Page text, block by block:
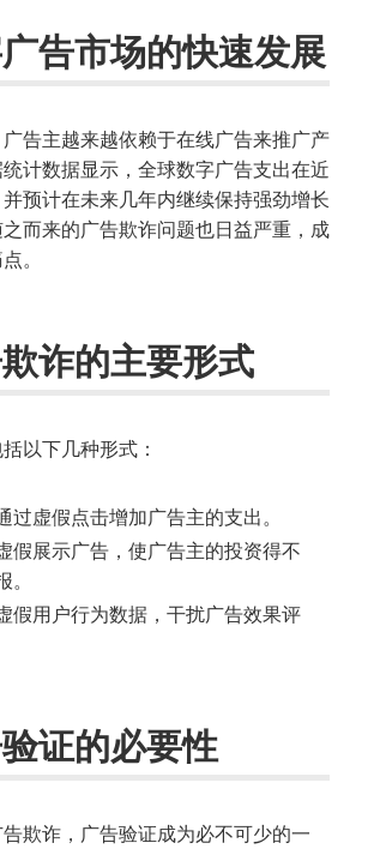
告市场的快速发展
告主越来越依赖于在线广告来推广产
计数据显示，全球数字广告支出在近
预计在未来几年内继续保持强劲增长
而来的广告欺诈问题也日益严重，成
。
诈的主要形式
以下几种形式：
过虚假点击增加广告主的支出。
假展示广告，使广告主的投资得不
假用户行为数据，干扰广告效果评
证的必要性
欺诈，广告验证成为必不可少的一